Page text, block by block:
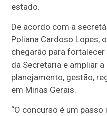
estado.
De acordo com a
Poliana Cardoso Lopes,
chegarão para
da Secretaria e ampliar
planejamento, gestão,
em Minas Gerais.
“O concurso é um